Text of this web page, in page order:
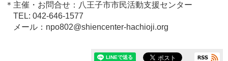
＊主催・お問合せ：八王子市市民活動支援センター
TEL: 042-646-1577
メール：npo802@shiencenter-hachioji.org